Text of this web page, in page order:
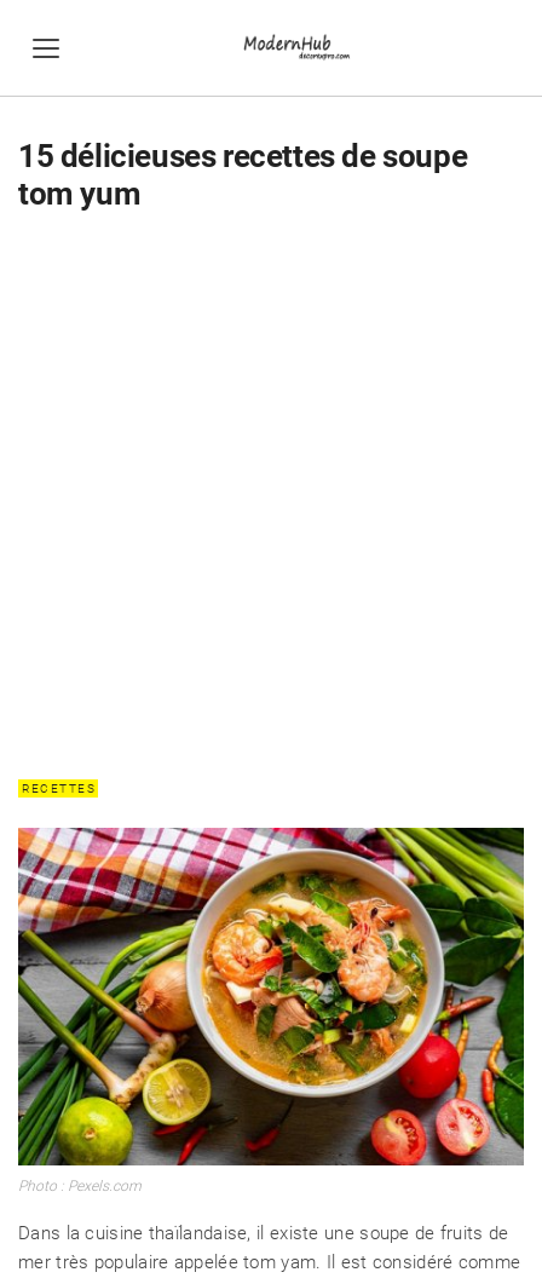
15 délicieuses recettes de soupe
tom yum
RECETTES
Photo : Pexels.com
Dans la cuisine thaïlandaise, il existe une soupe de fruits de
mer très populaire appelée tom yam. Il est considéré comme